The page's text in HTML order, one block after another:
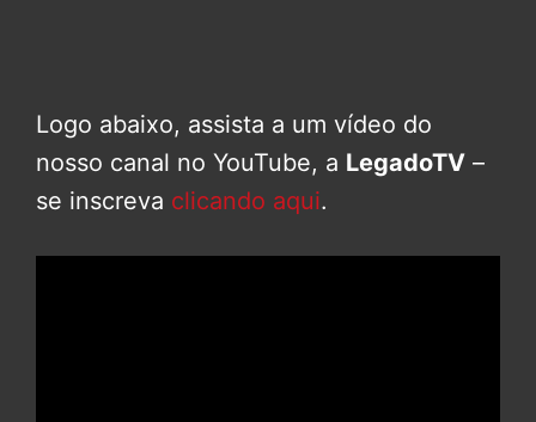
Logo abaixo, assista a um vídeo do
nosso canal no YouTube, a LegadoTV –
se inscreva clicando aqui.